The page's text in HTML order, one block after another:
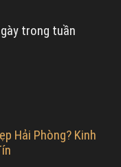
trong tuần
Hải Phòng? Kinh